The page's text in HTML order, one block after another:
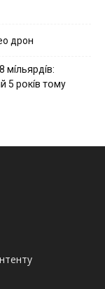
дрон
мíльяpдíв:
5 pօкíв тօмy